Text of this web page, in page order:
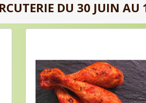
DU 30 JUIN